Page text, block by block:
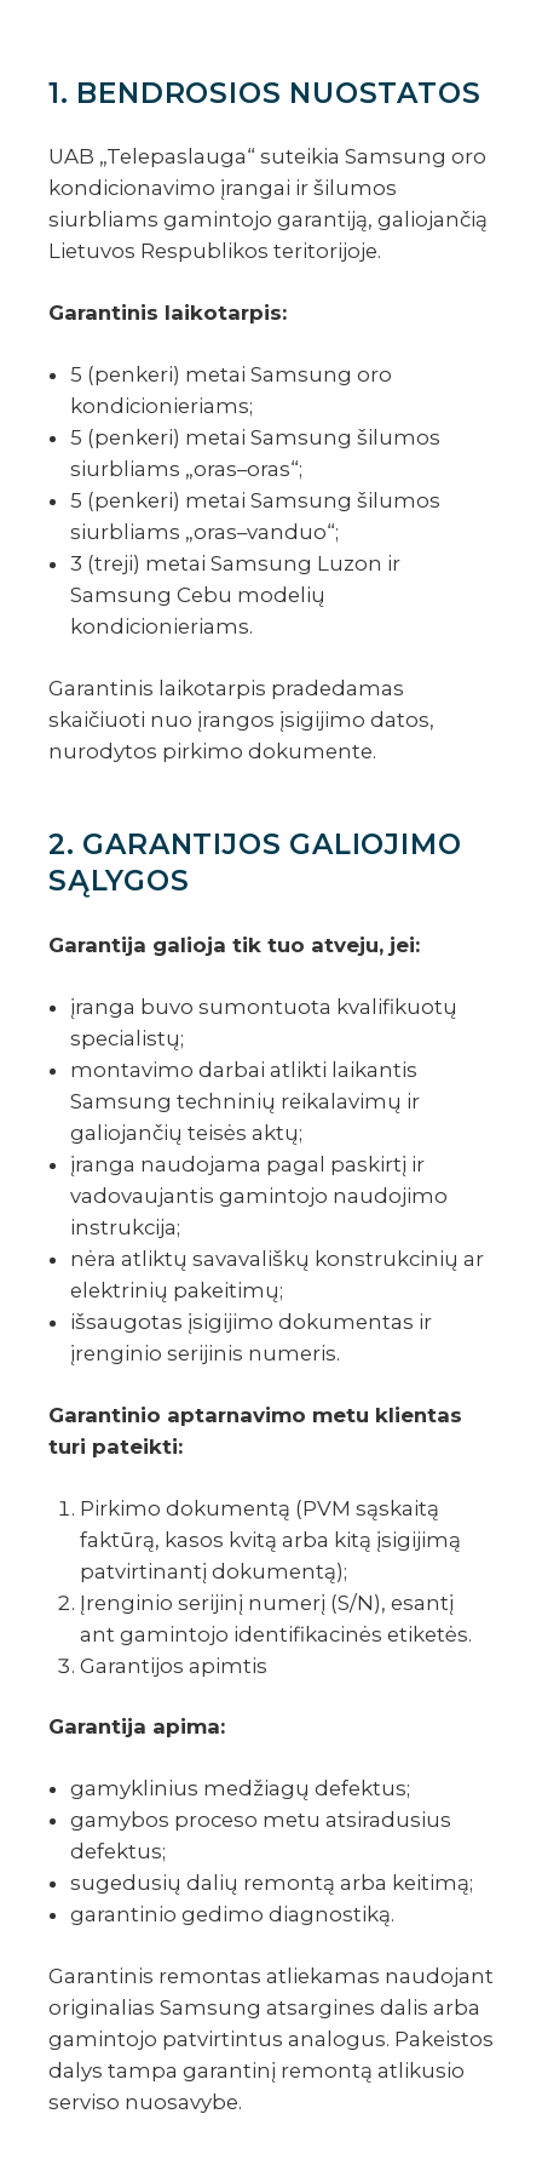
1. BENDROSIOS NUOSTATOS
UAB „Telepaslauga“ suteikia Samsung oro
kondicionavimo įrangai ir šilumos
siurbliams gamintojo garantiją, galiojančią
Lietuvos Respublikos teritorijoje.
Garantinis laikotarpis:
5 (penkeri) metai Samsung oro
kondicionieriams;
5 (penkeri) metai Samsung šilumos
siurbliams „oras–oras“;
5 (penkeri) metai Samsung šilumos
siurbliams „oras–vanduo“;
3 (treji) metai Samsung Luzon ir
Samsung Cebu modelių
kondicionieriams.
Garantinis laikotarpis pradedamas
skaičiuoti nuo įrangos įsigijimo datos,
nurodytos pirkimo dokumente.
2. GARANTIJOS GALIOJIMO
SĄLYGOS
Garantija galioja tik tuo atveju, jei:
įranga buvo sumontuota kvalifikuotų
specialistų;
montavimo darbai atlikti laikantis
Samsung techninių reikalavimų ir
galiojančių teisės aktų;
įranga naudojama pagal paskirtį ir
vadovaujantis gamintojo naudojimo
instrukcija;
nėra atliktų savavališkų konstrukcinių ar
elektrinių pakeitimų;
išsaugotas įsigijimo dokumentas ir
įrenginio serijinis numeris.
Garantinio aptarnavimo metu klientas
turi pateikti:
Pirkimo dokumentą (PVM sąskaitą
faktūrą, kasos kvitą arba kitą įsigijimą
patvirtinantį dokumentą);
Įrenginio serijinį numerį (S/N), esantį
ant gamintojo identifikacinės etiketės.
Garantijos apimtis
Garantija apima:
gamyklinius medžiagų defektus;
gamybos proceso metu atsiradusius
defektus;
sugedusių dalių remontą arba keitimą;
garantinio gedimo diagnostiką.
Garantinis remontas atliekamas naudojant
originalias Samsung atsargines dalis arba
gamintojo patvirtintus analogus. Pakeistos
dalys tampa garantinį remontą atlikusio
serviso nuosavybe.